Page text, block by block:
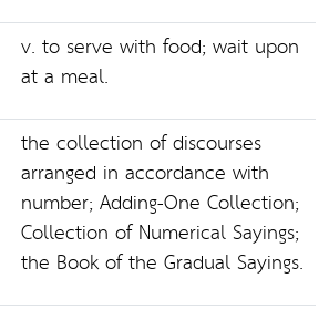
v. to serve with food; wait upon
at a meal.
the collection of discourses
arranged in accordance with
number; Adding-One Collection;
Collection of Numerical Sayings;
the Book of the Gradual Sayings.